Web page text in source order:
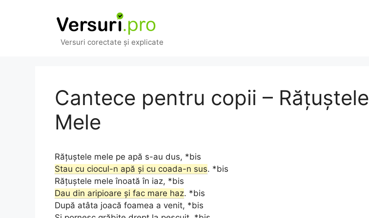
Versuri corectate și explicate
Cantece pentru copii – Rățuștele
Mele
Rățuștele mele pe apă s-au dus, *bis
Stau cu ciocul-n apă și cu coada-n sus. *bis
Rățuștele mele înoată în iaz, *bis
Dau din aripioare și fac mare haz. *bis
După atâta joacă foamea a venit, *bis